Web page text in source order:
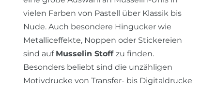
vielen Farben von Pastell über Klassik bis
Nude. Auch besondere Hingucker wie
Metalliceffekte, Noppen oder Stickereien
sind auf Musselin Stoff zu finden.
Besonders beliebt sind die unzähligen
Motivdrucke von Transfer- bis Digitaldrucke